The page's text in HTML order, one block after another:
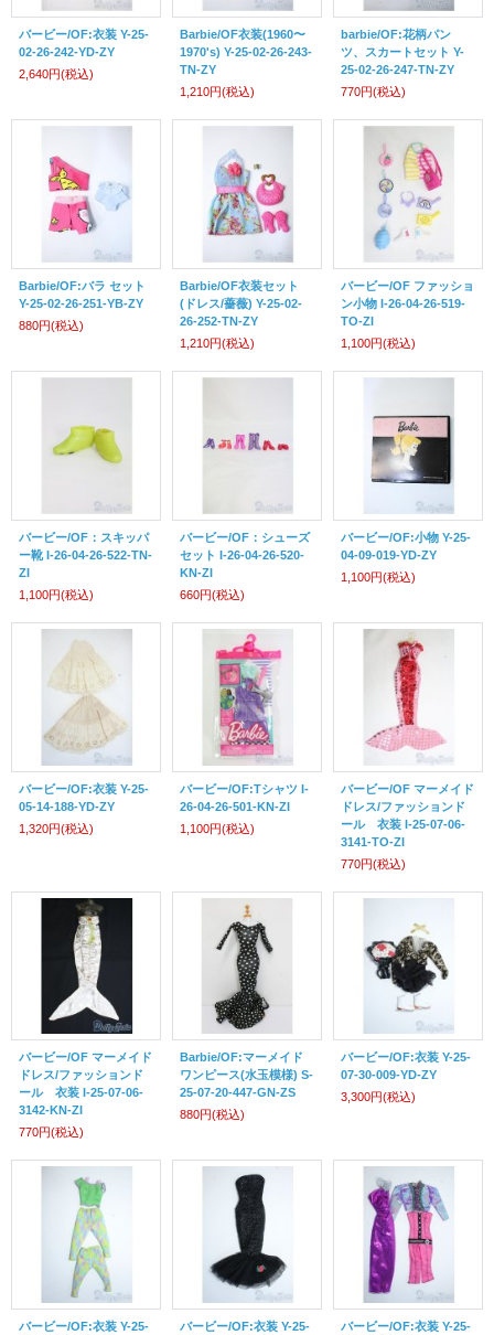
バービー/OF:衣装 Y-25-
02-26-242-YD-ZY
2,640円(税込)
Barbie/OF衣装(1960〜
1970's) Y-25-02-26-243-
TN-ZY
1,210円(税込)
barbie/OF:花柄パン
ツ、スカートセット Y-
25-02-26-247-TN-ZY
770円(税込)
Barbie/OF:バラ セット
Y-25-02-26-251-YB-ZY
880円(税込)
Barbie/OF衣装セット
(ドレス/薔薇) Y-25-02-
26-252-TN-ZY
1,210円(税込)
バービー/OF ファッショ
ン小物 I-26-04-26-519-
TO-ZI
1,100円(税込)
バービー/OF：スキッパ
ー靴 I-26-04-26-522-TN-
ZI
1,100円(税込)
バービー/OF：シューズ
セット I-26-04-26-520-
KN-ZI
660円(税込)
バービー/OF:小物 Y-25-
04-09-019-YD-ZY
1,100円(税込)
バービー/OF:衣装 Y-25-
05-14-188-YD-ZY
1,320円(税込)
バービー/OF:Tシャツ I-
26-04-26-501-KN-ZI
1,100円(税込)
バービー/OF マーメイド
ドレス/ファッションド
ール 衣装 I-25-07-06-
3141-TO-ZI
770円(税込)
バービー/OF マーメイド
ドレス/ファッションド
ール 衣装 I-25-07-06-
3142-KN-ZI
770円(税込)
Barbie/OF:マーメイド
ワンピース(水玉模様) S-
25-07-20-447-GN-ZS
880円(税込)
バービー/OF:衣装 Y-25-
07-30-009-YD-ZY
3,300円(税込)
バービー/OF:衣装 Y-25-
バービー/OF:衣装 Y-25-
バービー/OF:衣装 Y-25-